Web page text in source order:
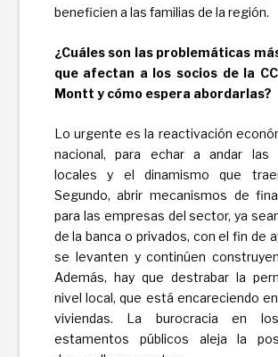
beneficien a las familias de la región.
¿Cuáles son las problemáticas
que afectan a los socios de la
Montt y cómo espera abordarlas?
Lo urgente es la reactivación
nacional, para echar a andar las
locales y el dinamismo que
Segundo, abrir mecanismos de
para las empresas del sector, ya
de la banca o privados, con el fin de
se levanten y continúen
Además, hay que destrabar la
nivel local, que está encareciendo
viviendas. La burocracia en
estamentos públicos aleja la